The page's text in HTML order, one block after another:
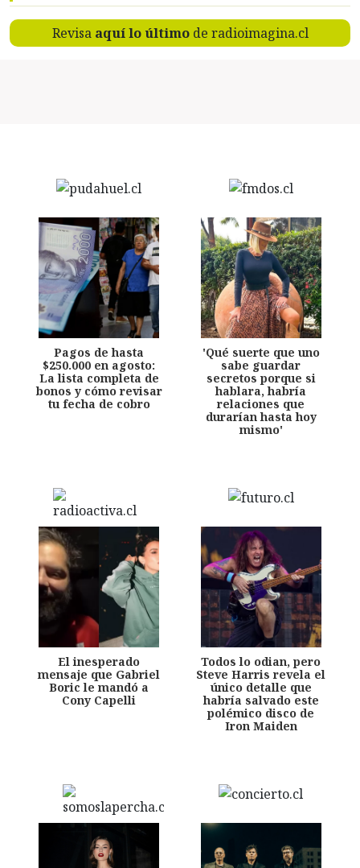
Revisa aquí lo últimode radioimagina.cl
Pagos de hasta
$250.000 en agosto:
La lista completa de
bonos y cómo revisar
tu fecha de cobro
'Qué suerte que uno
sabe guardar
secretos porque si
hablara, habría
relaciones que
durarían hasta hoy
mismo'
El inesperado
mensaje que Gabriel
Boric le mandó a
Cony Capelli
Todos lo odian, pero
Steve Harris revela el
único detalle que
habría salvado este
polémico disco de
Iron Maiden